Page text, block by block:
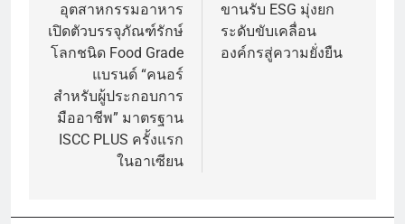
อุตสาหกรรมอาหาร
เปิดตัวบรรจุภัณฑ์รักษ์
โลกชนิด Food Grade
แบรนด์ “คนอร์
สำหรับผู้ประกอบการ
มืออาชีพ” มาตรฐาน
ISCC PLUS ครั้งแรก
ในอาเซียน
ขานรับ ESG มุ่งยก
ระดับขับเคลื่อน
องค์กรสู่ความยั่งยืน